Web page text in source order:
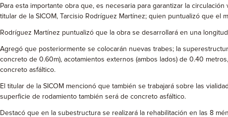
Para esta importante obra que, es necesaria para garantizar la
titular de la SICOM, Tarcisio Rodríguez Martínez; quien puntualizó que
Rodríguez Martínez puntualizó que la obra se desarrollará en una
Agregó que posteriormente se colocarán nuevas trabes; la
concreto de 0.60m), acotamientos externos (ambos lados) de 0.40
concreto asfáltico.
El titular de la SICOM mencionó que también se trabajará sobre las
superficie de rodamiento también será de concreto asfáltico.
Destacó que en la subestructura se realizará la rehabilitación en las 8